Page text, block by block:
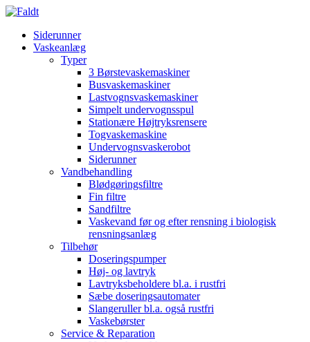
Siderunner
Vaskeanlæg
Typer
3 Børstevaskemaskiner
Busvaskemaskiner
Lastvognsvaskemaskiner
Simpelt undervognsspul
Stationære Højtryksrensere
Togvaskemaskine
Undervognsvaskerobot
Siderunner
Vandbehandling
Blødgøringsfiltre
Fin filtre
Sandfiltre
Vaskevand før og efter rensning i biologisk
rensningsanlæg
Tilbehør
Doseringspumper
Høj- og lavtryk
Lavtryksbeholdere bl.a. i rustfri
Sæbe doseringsautomater
Slangeruller bl.a. også rustfri
Vaskebørster
Service & Reparation